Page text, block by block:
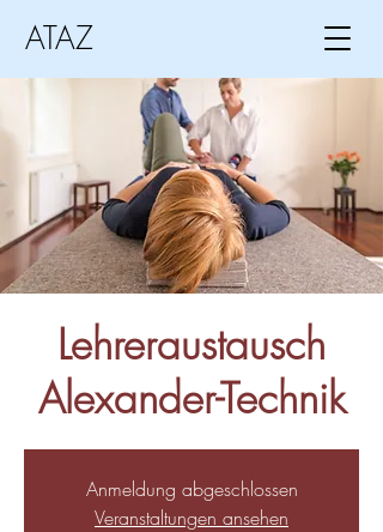
ATAZ
Lehreraustausch
Alexander-Technik
Anmeldung abgeschlossen
Veranstaltungen ansehen